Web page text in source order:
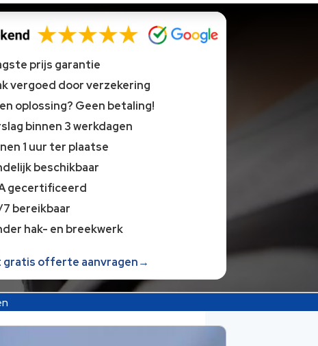
prijs garantie
vergoed door verzekering
oplossing? Geen betaling!
binnen 3 werkdagen
1 uur ter plaatse
beschikbaar
gecertificeerd
bereikbaar
hak- en breekwerk
gratis offerte aanvragen→